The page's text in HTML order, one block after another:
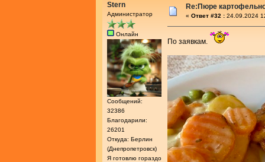
Stern
Администратор
Онлайн
Сообщений:
32386
Благодарили:
26201
Откуда: Берлин
(Днепропетровск)
Я готовлю гораздо
Re:Пюре
« Ответ #32 : 24.09.2024
По заявкам.